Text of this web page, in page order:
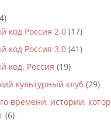
код Россия 2.0(17)
код Россия 3.0(41)
код. Россия (19)
культурный клуб(29)
времени, истории,
(6)